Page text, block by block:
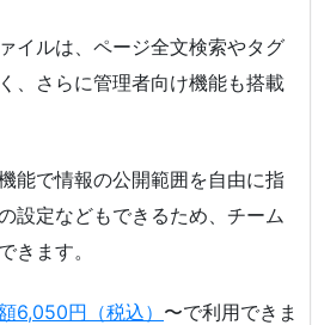
イルは、ページ全文検索やタグ
、さらに管理者向け機能も搭載
能で情報の公開範囲を自由に指
設定などもできるため、チーム
きます。
6,050円（税込） 〜で利用できま